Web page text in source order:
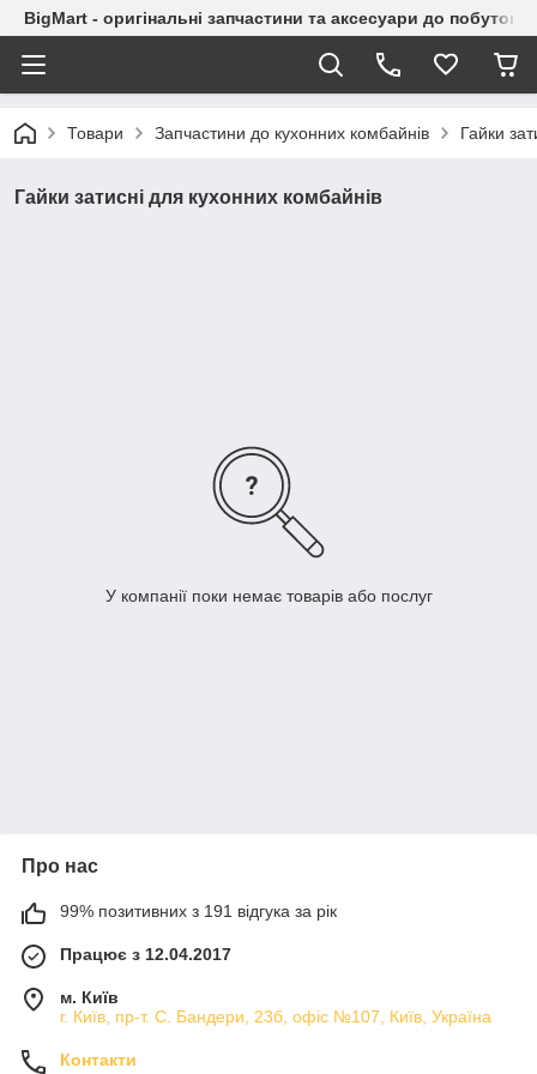
BigMart - оригінальні запчастини та аксесуари до побутової
Товари Запчастини до кухонних комбайнів Гайки
Гайки затисні для кухонних комбайнів
У компанії поки немає товарів або послуг
Про нас
99% позитивних з 191 відгука за рік
Працює з 12.04.2017
м. Київ
г. Київ, пр-т. С. Бандери, 23б, офіс №107, Київ, Україна
Контакти